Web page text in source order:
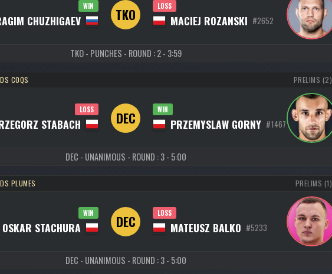
WIN
CHUZHIGAEV TKO LOSS
MACIEJ ROZANSKI #2652
TKO - PUNCHES - ROUND : 2 - 3:59
COQS PRELIMS (2)
LOSS
STABACH DEC WIN
PRZEMYSLAW GORNY #1467
DEC - UNANIMOUS - ROUND : 3 - 5:00
PLUMES PRELIMS (1)
WIN
OSKAR STACHURA DEC LOSS
MATEUSZ BALKO #5233
DEC - UNANIMOUS - ROUND : 3 - 5:00